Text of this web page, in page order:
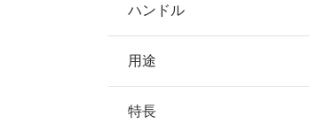
ハンドル
用途
特長